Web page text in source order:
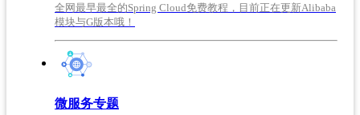
全网最早最全的Spring Cloud免费教程，目前正在更新Alibaba
模块与G版本哦！
微服务专题